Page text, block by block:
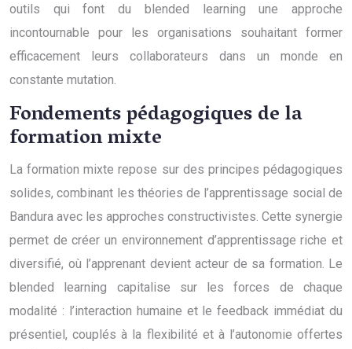
outils qui font du blended learning une approche
incontournable pour les organisations souhaitant former
efficacement leurs collaborateurs dans un monde en
constante mutation.
Fondements pédagogiques de la
formation mixte
La formation mixte repose sur des principes pédagogiques
solides, combinant les théories de l’apprentissage social de
Bandura avec les approches constructivistes. Cette synergie
permet de créer un environnement d’apprentissage riche et
diversifié, où l’apprenant devient acteur de sa formation. Le
blended learning capitalise sur les forces de chaque
modalité : l’interaction humaine et le feedback immédiat du
présentiel, couplés à la flexibilité et à l’autonomie offertes